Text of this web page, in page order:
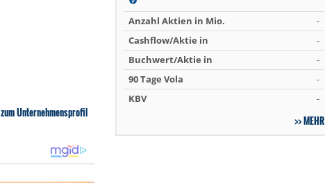
zum Unternehmensprofil
Anzahl Aktien in Mio.
-
Cashflow/Aktie in
-
Buchwert/Aktie in
-
90 Tage Vola
-
KBV
-
MEHR